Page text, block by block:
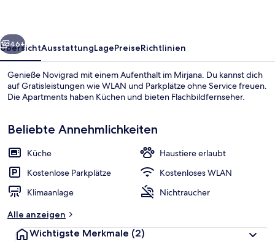
Außenbereich
Weiter
46+
ÜbersichtAusstattungLagePreiseRichtlinien
Genieße Novigrad mit einem Aufenthalt im Mirjana. Du kannst dich
auf Gratisleistungen wie WLAN und Parkplätze ohne Service freuen.
Die Apartments haben Küchen und bieten Flachbildfernseher.
Beliebte Annehmlichkeiten
Küche
Haustiere erlaubt
Kostenlose Parkplätze
Kostenloses WLAN
Klimaanlage
Nichtraucher
Alle anzeigen
Wichtigste Merkmale (2)